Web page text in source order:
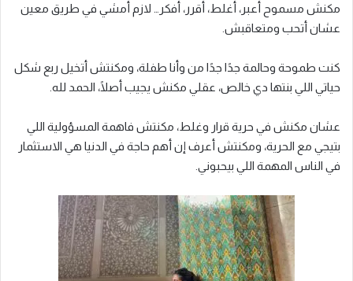
مكنش مسموح أعبر، أغلط، أقرر، أفكر… لازم أمشي في طريق معين
عشان أتحب ومتعاقبش.
كنت طموحة وحالمة جدًا جدًا من وأنا طفلة، ومكنتش أتخيل ربع شكل
حياتي اللي بنتها دي خالص، عقلي مكنش يجيب أصلًا، الحمد لله.
عشان مكنش في حرية قرار وغلط، مكنتش فاهمة المسؤولية اللي
بتيجي مع الحرية، ومكنتش أعرف إن أهم حاجة في الدنيا هي الاستثمار
في الناس المهمة اللي بيحبوني.